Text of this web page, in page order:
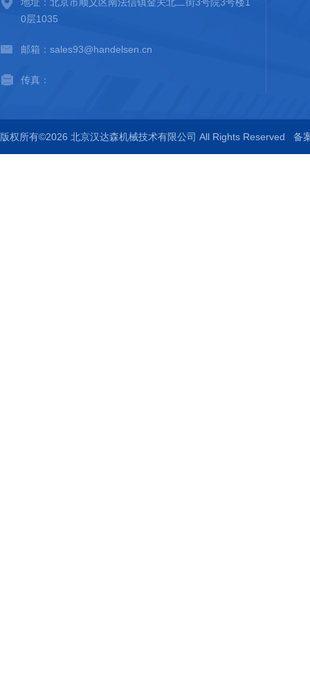
0层1035
邮箱：sales93@handelsen.cn
传真：
版权所有©2026 北京汉达森机械技术有限公司 All Rights Reserved 备